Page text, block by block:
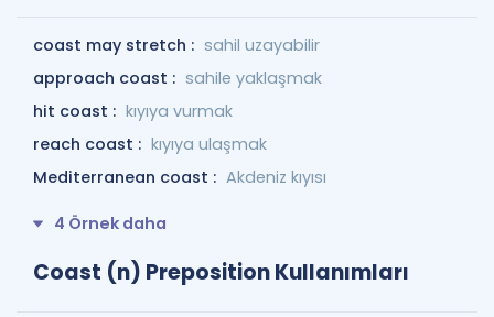
coast may stretch : sahil uzayabilir
approach coast : sahile yaklaşmak
hit coast : kıyıya vurmak
reach coast : kıyıya ulaşmak
Mediterranean coast : Akdeniz kıyısı
4 Örnek daha
Coast (n) Preposition Kullanımları